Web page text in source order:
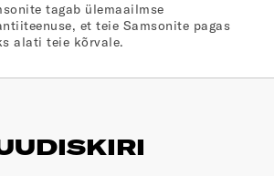
tagab ülemaailmse
et teie Samsonite pagas
alati teie kõrvale.